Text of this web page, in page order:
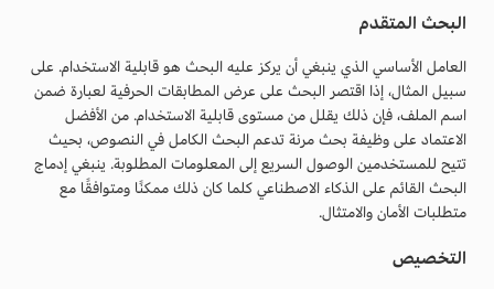
البحث المتقدم
العامل الأساسي الذي ينبغي أن يركز عليه البحث هو قابلية الاستخدام. على
سبيل المثال، إذا اقتصر البحث على عرض المطابقات الحرفية لعبارة ضمن
اسم الملف، فإن ذلك يقلل من مستوى قابلية الاستخدام. من الأفضل
الاعتماد على وظيفة بحث مرنة تدعم البحث الكامل في النصوص، بحيث
تتيح للمستخدمين الوصول السريع إلى المعلومات المطلوبة. ينبغي إدماج
البحث القائم على الذكاء الاصطناعي كلما كان ذلك ممكنًا ومتوافقًا مع
متطلبات الأمان والامتثال.
التخصيص